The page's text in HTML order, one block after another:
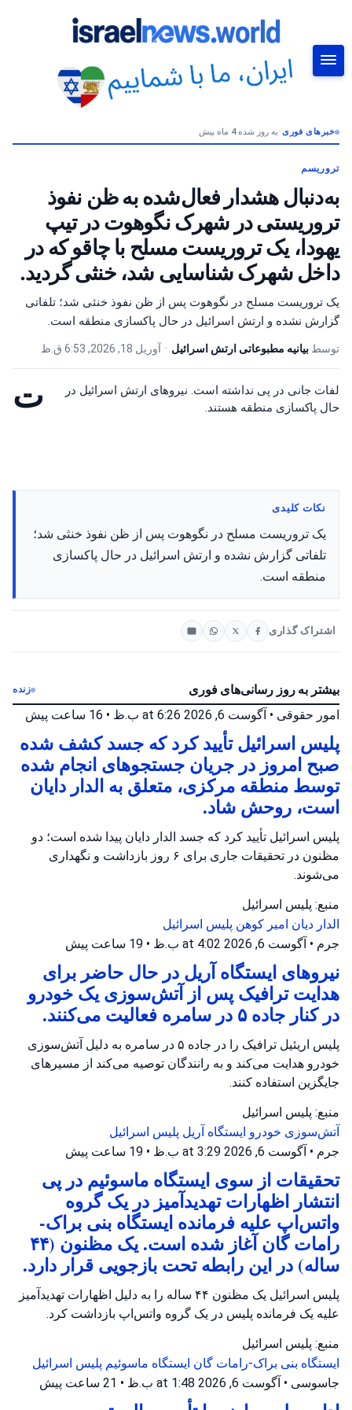
خبرهای فوری•به روز شده 4 ماه پیش
تروریسم
به‌دنبال هشدار فعال‌شده به ظن نفوذ
تروریستی در شهرک نگوهوت در تیپ
یهودا، یک تروریست مسلح با چاقو که در
داخل شهرک شناسایی شد، خنثی گردید.
یک تروریست مسلح در نگوهوت پس از ظن نفوذ خنثی شد؛ تلفاتی
گزارش نشده و ارتش اسرائیل در حال پاکسازی منطقه است.
توسط بیانیه مطبوعاتی ارتش اسرائیل • آوریل 18, 2026, 6:53 ق.ظ
ت
لفات جانی در پی نداشته است. نیروهای ارتش اسرائیل در
حال پاکسازی منطقه هستند.
نکات کلیدی
یک تروریست مسلح در نگوهوت پس از ظن نفوذ خنثی شد؛
تلفاتی گزارش نشده و ارتش اسرائیل در حال پاکسازی
منطقه است.
اشتراک گذاری
بیشتر به روز رسانی‌های فوری زنده
امور حقوقی • آگوست 6, 2026 at 6:26 ب.ظ • 16 ساعت پیش
پلیس اسرائیل تأیید کرد که جسد کشف شده
صبح امروز در جریان جستجوهای انجام شده
توسط منطقه مرکزی، متعلق به الدار دایان
است، روحش شاد.
پلیس اسرائیل تأیید کرد که جسد الدار دایان پیدا شده است؛ دو
مظنون در تحقیقات جاری برای ۶ روز بازداشت و نگهداری
می‌شوند.
منبع: پلیس اسرائیل
الدار دیان امیر کوهن پلیس اسرائیل
جرم • آگوست 6, 2026 at 4:02 ب.ظ • 19 ساعت پیش
نیروهای ایستگاه آریل در حال حاضر برای
هدایت ترافیک پس از آتش‌سوزی یک خودرو
در کنار جاده ۵ در سامره فعالیت می‌کنند.
پلیس اریئیل ترافیک را در جاده ۵ در سامره به دلیل آتش‌سوزی
خودرو هدایت می‌کند و به رانندگان توصیه می‌کند از مسیرهای
جایگزین استفاده کنند.
منبع: پلیس اسرائیل
آتش‌سوزی خودرو ایستگاه آریل پلیس اسرائیل
جرم • آگوست 6, 2026 at 3:29 ب.ظ • 19 ساعت پیش
تحقیقات از سوی ایستگاه ماسوئیم در پی
انتشار اظهارات تهدیدآمیز در یک گروه
واتس‌اپ علیه فرمانده ایستگاه بنی براک-
رامات گان آغاز شده است. یک مظنون (۴۴
ساله) در این رابطه تحت بازجویی قرار دارد.
پلیس اسرائیل یک مظنون ۴۴ ساله را به دلیل اظهارات تهدیدآمیز
علیه یک فرمانده پلیس در یک گروه واتس‌اپ بازداشت کرد.
منبع: پلیس اسرائیل
ایستگاه بنی براک-رامات گان ایستگاه ماسوئیم پلیس اسرائیل
جاسوسی • آگوست 6, 2026 at 1:48 ب.ظ • 21 ساعت پیش